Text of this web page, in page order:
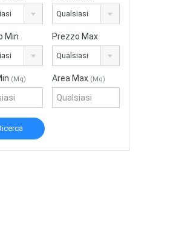
Qualsiasi
Min Prezzo Max
Qualsiasi
(Mq) Area Max (Mq)